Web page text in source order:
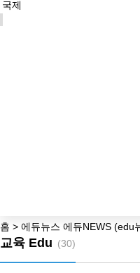
국제
홈 > 에듀뉴스 에듀NEWS (edu
교육 Edu (30)